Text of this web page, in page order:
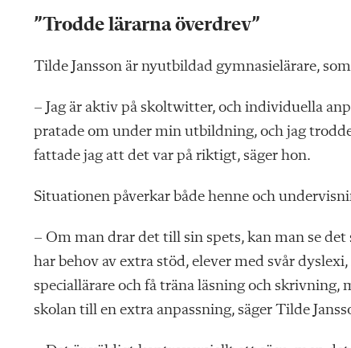
”Trodde lärarna överdrev”
Tilde Jansson är nyutbildad gymnasielärare,
– Jag är aktiv på skoltwitter, och individuella
pratade om under min utbildning, och jag
fattade jag att det var på riktigt, säger hon.
Situationen påverkar både henne och
– Om man drar det till sin spets, kan man se
har behov av extra stöd, elever med svår
speciallärare och få träna läsning och skrivning,
skolan till en extra anpassning, säger Tilde